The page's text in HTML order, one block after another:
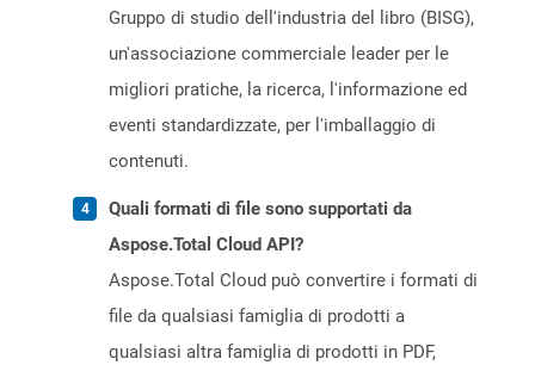
Gruppo di studio dell'industria del libro (BISG),
un'associazione commerciale leader per le
migliori pratiche, la ricerca, l'informazione ed
eventi standardizzate, per l'imballaggio di
contenuti.
Quali formati di file sono supportati da
Aspose.Total Cloud API?
Aspose.Total Cloud può convertire i formati di
file da qualsiasi famiglia di prodotti a
qualsiasi altra famiglia di prodotti in PDF,